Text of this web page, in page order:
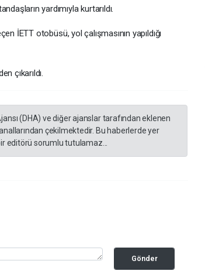
yardımıyla kurtarıldı.
İETT otobüsü, yol çalışmasının yapıldığı
çıkarıldı.
(DHA) ve diğer ajanslar tarafından eklenen
çekilmektedir. Bu haberlerde yer
editörü sorumlu tutulamaz...
Gönder